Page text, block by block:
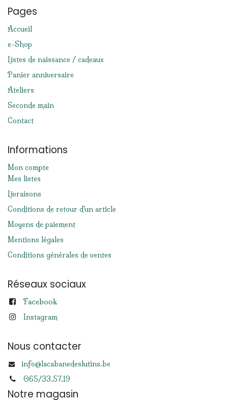
Pages
Accueil
e-Shop
Listes de naissance / cadeaux
Panier anniversaire
Ateliers
Seconde main
Contact
Informations
Mon compte
Mes listes
Livraisons
Conditions de retour d'un article
Moyens de paiement
Mentions légales
Conditions générales de ventes
Réseaux sociaux
Facebook
Instagram
Nous contacter
info@lacabanedeslutins.be
065/33.57.19
Notre magasin